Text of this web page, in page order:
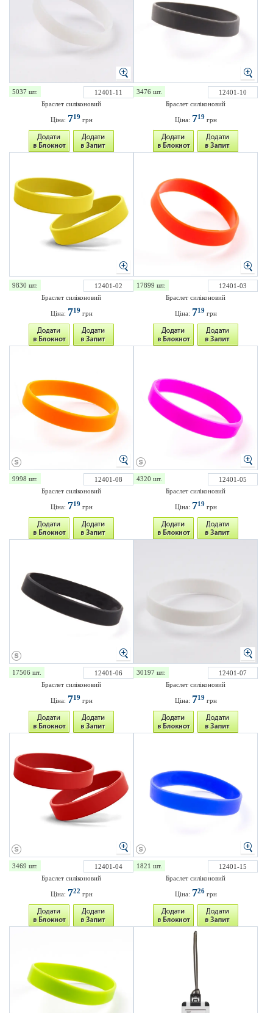
5037 шт.
12401-11
Браслет силіконовий
Ціна: 719 грн
3476 шт.
12401-10
Браслет силіконовий
Ціна: 719 грн
9830 шт.
12401-02
Браслет силіконовий
Ціна: 719 грн
17899 шт.
12401-03
Браслет силіконовий
Ціна: 719 грн
9998 шт.
12401-08
Браслет силіконовий
Ціна: 719 грн
4320 шт.
12401-05
Браслет силіконовий
Ціна: 719 грн
17506 шт.
12401-06
Браслет силіконовий
Ціна: 719 грн
30197 шт.
12401-07
Браслет силіконовий
Ціна: 719 грн
3469 шт.
12401-04
Браслет силіконовий
Ціна: 722 грн
1821 шт.
12401-15
Браслет силіконовий
Ціна: 726грн